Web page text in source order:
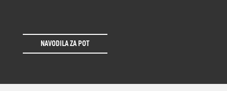
NAVODILA ZA POT